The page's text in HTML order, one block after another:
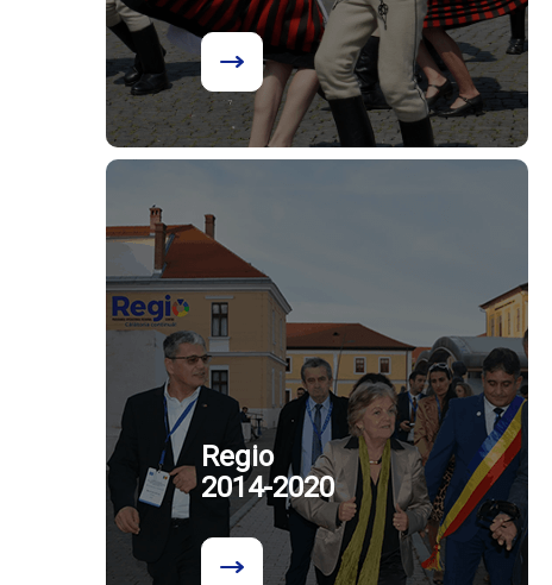
Regio
2014-2020